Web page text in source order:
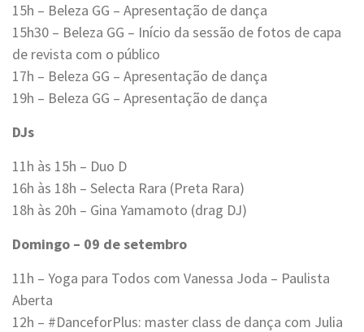
15h – Beleza GG – Apresentação de dança
15h30 – Beleza GG – Início da sessão de fotos de capa
de revista com o público
17h – Beleza GG – Apresentação de dança
19h – Beleza GG – Apresentação de dança
DJs
11h às 15h – Duo D
16h às 18h – Selecta Rara (Preta Rara)
18h às 20h – Gina Yamamoto (drag DJ)
Domingo – 09 de setembro
11h – Yoga para Todos com Vanessa Joda – Paulista
Aberta
12h – #DanceforPlus: master class de dança com Julia